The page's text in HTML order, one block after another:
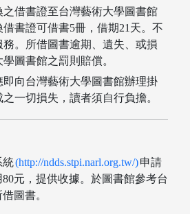
圖書薦購
借書證至台灣藝術大學圖書館
書證可借書5冊，借期21天。不
。所借圖書逾期、遺失、或損
圖書館之罰則賠償。
向台灣藝術大學圖書館辦理掛
一切損失，讀者須自行負擔。
統(http://ndds.stpi.narl.org.tw/)申請
元，提供收據。於圖書館參考台
圖書。